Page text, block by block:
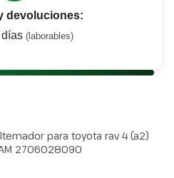
devoluciones:
días (laborables)
para toyota rav 4 (a2)
2706028090